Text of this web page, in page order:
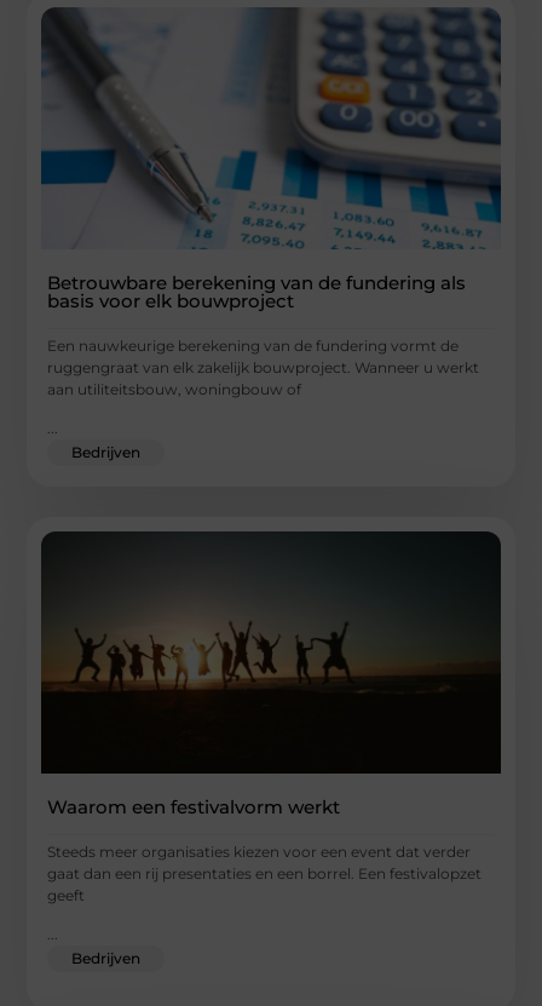
Betrouwbare berekening van de fundering als
basis voor elk bouwproject
Een nauwkeurige berekening van de fundering vormt de
ruggengraat van elk zakelijk bouwproject. Wanneer u werkt
aan utiliteitsbouw, woningbouw of
Bedrijven
Waarom een festivalvorm werkt
Steeds meer organisaties kiezen voor een event dat verder
gaat dan een rij presentaties en een borrel. Een festivalopzet
geeft
...
Bedrijven